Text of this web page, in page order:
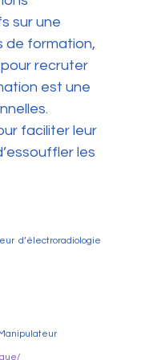
sur une
de formation,
recruter
est une
faciliter leur
les
d’électroradiologie